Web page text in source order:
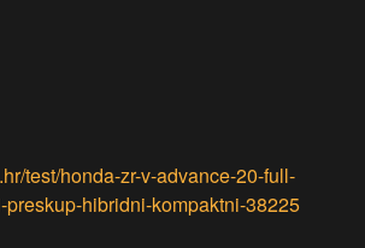
test/honda-zr-v-advance-20-full-
hibridni-kompaktni-38225